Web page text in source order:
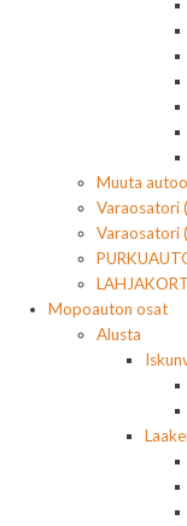
Muuta
Varaosatori
Varaosatori
Mopoauton osat
Alusta